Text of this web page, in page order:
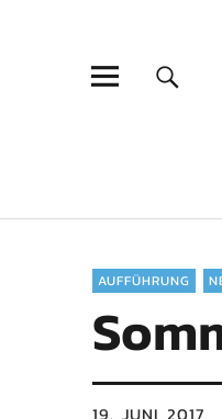
AUFFÜHRUNG